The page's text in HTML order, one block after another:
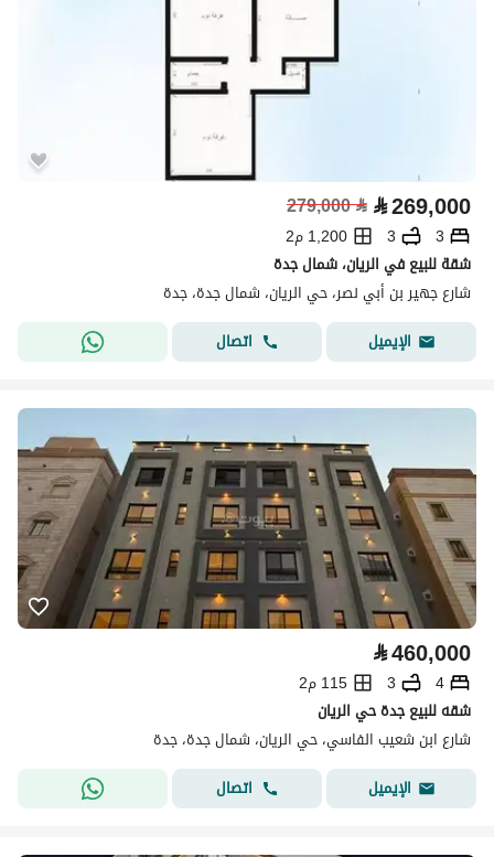
⃁269,000
⃁
279,000
3
3
1,200 م2
شقة للبيع في الريان، شمال جدة
شارع جهير بن أبي نصر، حي الريان، شمال جدة، جدة
الإيميل
اتصال
⃁460,000
4
3
115 م2
شقه للبيع جدة حي الريان
شارع ابن شعيب الفاسي، حي الريان، شمال جدة، جدة
الإيميل
اتصال